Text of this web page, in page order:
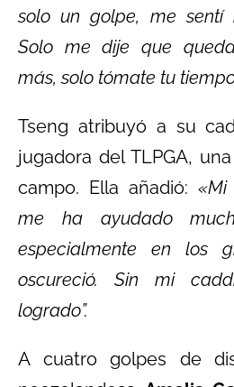
solo un golpe, me sentí
Solo me dije que
más, solo tómate tu
Tseng atribuyó a su
jugadora del TLPGA,
campo. Ella añadió: «Mi
me ha ayudado
especialmente en los
oscureció. Sin mi
logrado”.
A cuatro golpes de